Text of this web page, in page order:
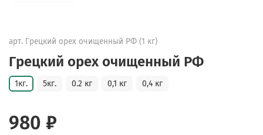
арт. Грецкий орех очищенный РФ (1 кг)
Грецкий орех очищенный РФ
1кг. 5кг. 0.2 кг 0,1 кг 0,4 кг
980 ₽